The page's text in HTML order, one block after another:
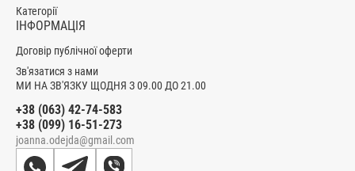
основному списку топових пропозицій зустрічаються
ескізи з високим коміром, не клешеними рукавами.
несхожі на всі свої аналоги шикарні моделі з альпаки з
капюшоном. Слід зазначити, вони незрівнянні.
Хутро Тедді за дуже короткий проміжок часу так
полюбився стильною дівчиною.Текстурні полотна,
трохи масивні, мають унікальний ефект. Виробники
шиють подібного типу моделі кардиганів для повних
жінок, тому що на них є попит. Але найголовніше, що
МИ НА ЗВ'ЯЗКУ ЩОДНЯ З 09.00 ДО 21.00
+38 (063) 42-74-583
+38 (099) 16-51-273
joanna.odejda@gmail.com
Категорії
ІНФОРМАЦІЯ
Договір публічної оферти
Зв'язатися з нами